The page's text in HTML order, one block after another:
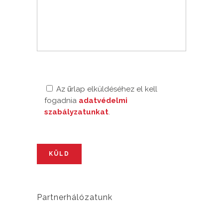
Az űrlap elküldéséhez el kell
fogadnia adatvédelmi
szabályzatunkat.
Partnerhálózatunk